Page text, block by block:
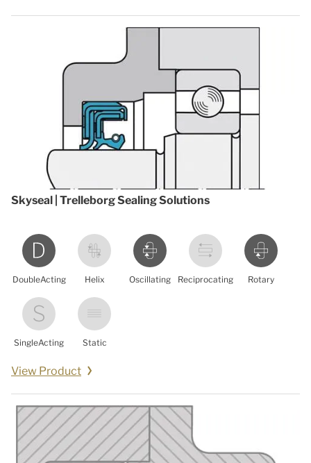
Skyseal | Trelleborg Sealing Solutions
DoubleActing Helix Oscillating Reciprocating Rotary
SingleActing Static
View Product